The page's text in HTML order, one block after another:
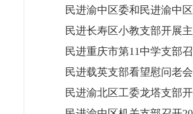
民进渝中区委和民进渝中
民进长寿区小教支部开展
民进重庆市第11中学支部
民进载英支部看望慰问老
民进渝北区工委龙塔支部